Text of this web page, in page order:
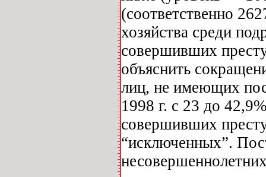
(соответственно
хозяйства среди
совершивших
объяснить
лиц, не имеющих
1998 г. с 23 до
совершивших
“исключенных”.